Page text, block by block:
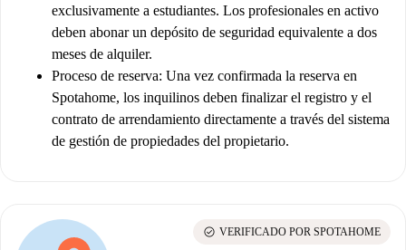
exclusivamente a estudiantes. Los profesionales en activo
deben abonar un depósito de seguridad equivalente a dos
meses de alquiler.
Proceso de reserva: Una vez confirmada la reserva en
Spotahome, los inquilinos deben finalizar el registro y el
contrato de arrendamiento directamente a través del sistema
de gestión de propiedades del propietario.
check_circle VERIFICADO POR SPOTAHOME